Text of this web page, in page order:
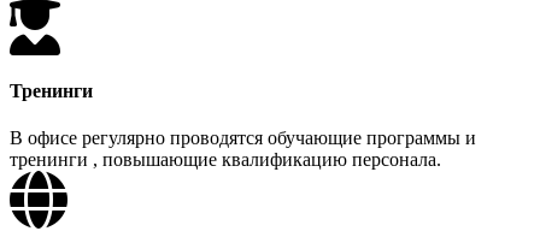
Тренинги
В офисе регулярно проводятся обучающие программы и
тренинги , повышающие квалификацию персонала.